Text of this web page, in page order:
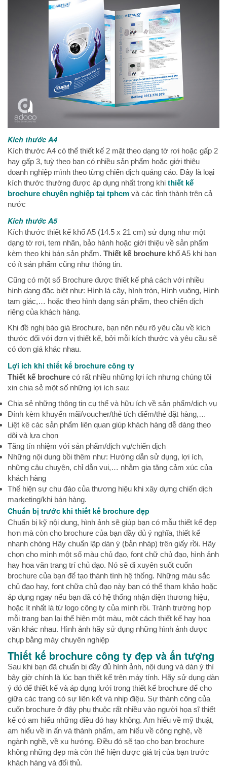
Kích thước A4
Kích thước A4 có thể thiết kế 2 mặt theo dạng tờ rơi hoặc gấp 2
hay gấp 3, tuỳ theo bạn có nhiều sản phẩm hoặc giới thiệu
doanh nghiệp mình theo từng chiến dịch quảng cáo. Đây là loại
kích thước thường được áp dụng nhất trong khi thiết kế
brochure chuyên nghiệp tại tphcm và các tỉnh thành trên cả
nước
Kích thước A5
Kích thước thiết kế khổ A5 (14.5 x 21 cm) sử dụng như một
dạng tờ rơi, tem nhãn, bảo hành hoặc giới thiệu về sản phẩm
kèm theo khi bán sản phẩm. Thiết kế brochure khổ A5 khi bạn
có ít sản phẩm cũng như thông tin.
Cũng có một số Brochure được thiết kế phá cách với nhiều
hình dạng đặc biệt như: Hình lá cây, hình tròn, Hình vuông, Hình
tam giác,… hoặc theo hình dạng sản phẩm, theo chiến dịch
riêng của khách hàng.
Khi đề nghị báo giá Brochure, bạn nên nêu rõ yêu cầu về kích
thước đối với đơn vị thiết kế, bởi mỗi kích thước và yêu cầu sẽ
có đơn giá khác nhau.
Lợi ích khi thiết kế brochure công ty
Thiết kế brochure có rất nhiều những lợi ích nhưng chúng tôi
xin chia sẻ một số những lợi ích sau:
Chia sẻ những thông tin cụ thể và hữu ích về sản phẩm/dịch vụ
Đính kèm khuyến mãi/voucher/thẻ tích điểm/thẻ đặt hàng,…
Liệt kê các sản phẩm liên quan giúp khách hàng dễ dàng theo
dõi và lựa chọn
Tăng tín nhiệm với sản phẩm/dịch vụ/chiến dịch
Những nội dung bồi thêm như: Hướng dẫn sử dụng, lợi ích,
những câu chuyện, chỉ dẫn vui,… nhằm gia tăng cảm xúc của
khách hàng
Thể hiện sự chu đáo của thương hiệu khi xây dựng chiến dịch
marketing/khi bán hàng.
Chuẩn bị trước khi thiết kế brochure đẹp
Chuẩn bị kỹ nội dung, hình ảnh sẽ giúp bạn có mẫu thiết kế đẹp
hơn mà còn cho brochure của bạn đầy đủ ý nghĩa, thiết kế
nhanh chóng Hãy chuẩn lập dàn ý (bản nháp) trên giấy rồi. Hãy
chọn cho mình một số màu chủ đạo, font chữ chủ đạo, hình ảnh
hay hoa văn trang trí chủ đạo. Nó sẽ đi xuyên suốt cuốn
brochure của bạn để tạo thành tính hệ thống. Những màu sắc
chủ đạo hay, font chữa chủ đạo này bạn có thể tham khảo hoặc
áp dụng ngay nếu bạn đã có hệ thống nhận diện thương hiệu,
hoặc ít nhất là từ logo công ty của mình rồi. Tránh trường hợp
mỗi trang bạn lại thể hiện một màu, một cách thiết kế hay hoa
văn khác nhau. Hình ảnh hãy sử dụng những hình ảnh được
chụp bằng máy chuyên nghiệp
Thiết kế brochure công ty đẹp và ấn tượng
Sau khi bạn đã chuẩn bị đầy đủ hình ảnh, nội dung và dàn ý thì
bây giờ chính là lúc bạn thiết kế trên máy tính. Hãy sử dụng dàn
ý đó để thiết kế và áp dụng lưới trong thiết kế brochure để cho
giữa các trang có sự liên kết và nhịp điệu. Sự thành công của
cuốn brochure ở đây phụ thuộc rất nhiều vào người họa sĩ thiết
kế có am hiểu những điều đó hay không. Am hiểu về mỹ thuật,
am hiểu về in ấn và thành phẩm, am hiểu về công nghệ, về
ngành nghề, về xu hướng. Điều đó sẽ tạo cho bạn brochure
không những đẹp mà còn thể hiện được giá trị của bạn trước
khách hàng và đối thủ.